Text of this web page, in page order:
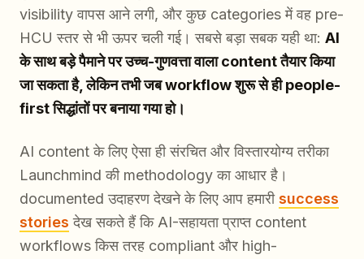
visibility वापस आने लगी, और कुछ categories में वह pre-
HCU स्तर से भी ऊपर चली गई। सबसे बड़ा सबक यही था: AI
के साथ बड़े पैमाने पर उच्च-गुणवत्ता वाला content तैयार किया
जा सकता है, लेकिन तभी जब workflow शुरू से ही people-
first सिद्धांतों पर बनाया गया हो।
AI content के लिए ऐसा ही संरचित और विस्तारयोग्य तरीका
Launchmind की methodology का आधार है।
documented उदाहरण देखने के लिए आप हमारीsuccess
stories देख सकते हैं कि AI-सहायता प्राप्त content
workflows किस तरह compliant और high-